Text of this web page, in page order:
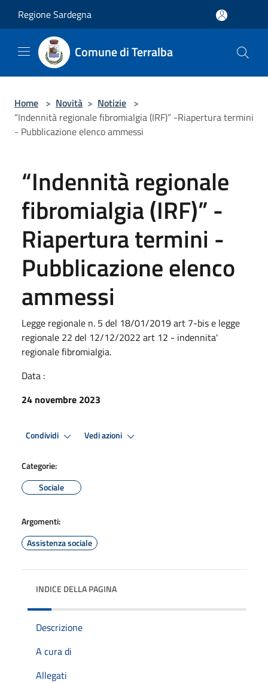
Regione Sardegna
Comune di Terralba
Home > Novità > Notizie >
“Indennità regionale fibromialgia (IRF)” -Riapertura termini
- Pubblicazione elenco ammessi
“Indennità regionale
fibromialgia (IRF)” -
Riapertura termini -
Pubblicazione elenco
ammessi
Legge regionale n. 5 del 18/01/2019 art 7-bis e legge
regionale 22 del 12/12/2022 art 12 - indennita'
regionale fibromialgia.
Data :
24 novembre 2023
Condividi Vedi azioni
Categorie:
Sociale
Argomenti:
Assistenza sociale
INDICE DELLA PAGINA
Descrizione
A cura di
Allegati